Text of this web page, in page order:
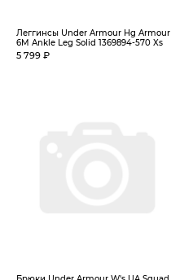
Леггинсы Under Armour Hg Armour
6M Ankle Leg Solid 1369894-570 Xs
5 799 ₽